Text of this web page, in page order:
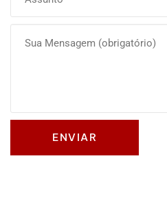
Olá, insira seus dados
Número de celular